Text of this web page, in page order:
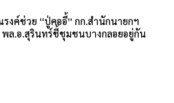
รงค์ช่วย “ปู่คออี้” กก.สำนักนายกฯ
พล.อ.สุรินทร์ชี้ชุมชนบางกลอยอยู่กัน